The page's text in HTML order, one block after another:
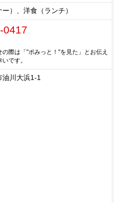
）、洋食（ランチ）
0417
際は「"ポみっと！"を見た」とお伝え
です。
川大浜1-1